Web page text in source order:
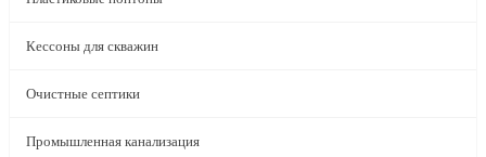
Кессоны для скважин
Очистные септики
Промышленная канализация